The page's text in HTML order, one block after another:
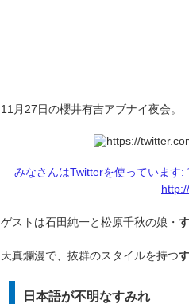
11月27日の櫻井有吉アブナイ夜会。
みなさんはTwitterを使っています
ゲストは石田純一と松原千秋の娘・
天真爛漫で、抜群のスタイルを持つ
日本語が不明なすみれ